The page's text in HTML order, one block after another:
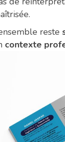
reste
contexte